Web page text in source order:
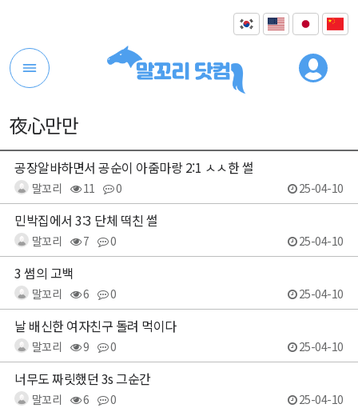
夜心만만
공장알바하면서 공순이 아줌마랑 2:1 ㅅㅅ한 썰
말꼬리 11 0 25-04-10
민박집에서 3:3 단체 떡친 썰
말꼬리 7 0 25-04-10
3 썸의 고백
말꼬리 6 0 25-04-10
날 배신한 여자친구 돌려 먹이다
말꼬리 9 0 25-04-10
너무도 짜릿했던 3s 그순간
말꼬리 6 0 25-04-10